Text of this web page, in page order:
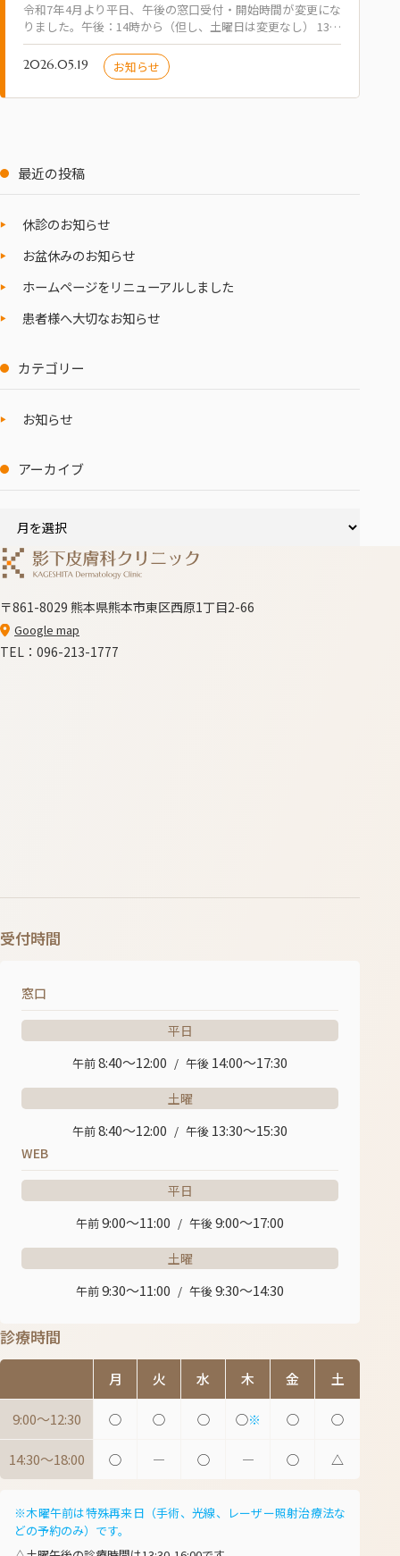
令和7年4月より平日、午後の窓口受付・開始時間が変更にな
りました。午後：14時から（但し、土曜日は変更なし） 13：
00～14：00は休憩時間となり 待合室は閉館となります。但
し、風除室は開放しており…
2026.05.19 お知らせ
最近の投稿
休診のお知らせ
お盆休みのお知らせ
ホームページをリニューアルしました
患者様へ大切なお知らせ
カテゴリー
お知らせ
アーカイブ
〒861-8029 熊本県熊本市東区西原1丁目2-66
Google map
TEL：096-213-1777
受付時間
窓口
平日
午前8:40〜12:00 / 午後 14:00〜17:30
土曜
午前8:40〜12:00 / 午後 13:30〜15:30
WEB
平日
午前9:00〜11:00 / 午後9:00〜17:00
土曜
午前9:30～11:00 / 午後9:30～14:30
診療時間
月 火 水 木 金 土
9:00〜12:30 ◯ ◯ ◯ ◯※ ◯ ◯
14:30〜18:00 ◯ ― ◯ ― ◯ △
※木曜午前は特殊再来日（手術、光線、レーザー照射治療法な
どの予約のみ）です。